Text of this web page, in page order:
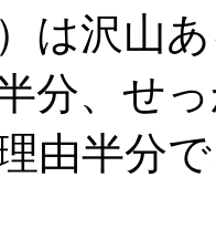
は沢山
分、せ
由半分